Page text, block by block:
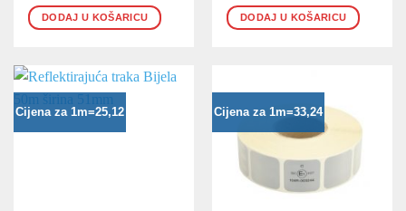
DODAJ U KOŠARICU DODAJ U KOŠARICU
Cijena za 1m=25,12 Cijena za 1m=33,24